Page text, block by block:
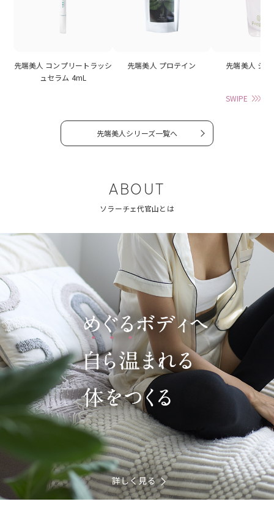
先端美人 コンプリートラッシ
ュセラム 4mL
先端美人 プロテイン 先端美人 シ
SWIPE
先端美人シリーズ一覧へ
ABOUT
ソラーチェ代官山とは